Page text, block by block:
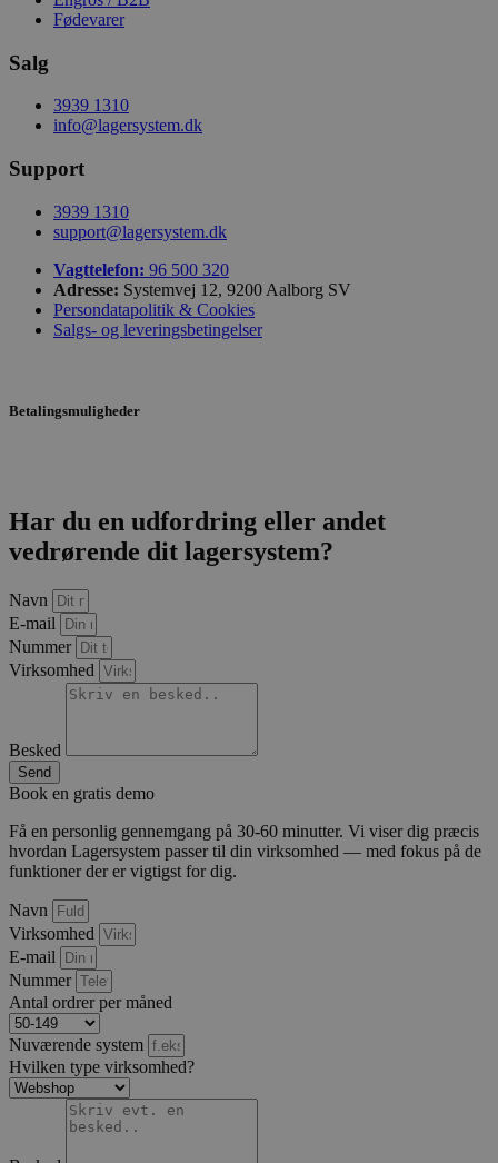
Fødevarer
Salg
3939 1310
info@lagersystem.dk
Support
3939 1310
support@lagersystem.dk
Vagttelefon: 96 500 320
Adresse: Systemvej 12, 9200 Aalborg SV
Persondatapolitik & Cookies
Salgs- og leveringsbetingelser
Betalingsmuligheder
Har du en udfordring eller andet
vedrørende dit lagersystem?
Navn
E-mail
Nummer
Virksomhed
Besked
Send
Book en gratis demo
Få en personlig gennemgang på 30-60 minutter. Vi viser dig præcis
hvordan Lagersystem passer til din virksomhed — med fokus på de
funktioner der er vigtigst for dig.
Navn
Virksomhed
E-mail
Nummer
Antal ordrer per måned
Nuværende system
Hvilken type virksomhed?